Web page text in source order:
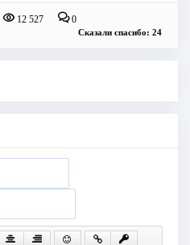
12 527 0
Сказали спасибо: 24